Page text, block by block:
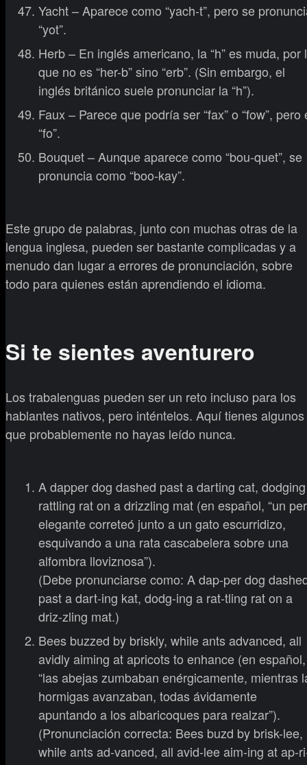
Yacht – Aparece como “yach-t”, pero se
“yot”.
Herb – En inglés americano, la “h” es muda, por
que no es “her-b” sino “erb”. (Sin embargo, el
inglés británico suele pronunciar la “h”).
Faux – Parece que podría ser “fax” o “fow”, pero
“fo”.
Bouquet – Aunque aparece como “bou-quet”, se
pronuncia como “boo-kay”.
Este grupo de palabras, junto con muchas otras de la
lengua inglesa, pueden ser bastante complicadas y a
menudo dan lugar a errores de pronunciación, sobre
todo para quienes están aprendiendo el idioma.
Si te sientes aventurero
Los trabalenguas pueden ser un reto incluso para los
hablantes nativos, pero inténtelos. Aquí tienes algunos
que probablemente no hayas leído nunca.
A dapper dog dashed past a darting cat,
rattling rat on a drizzling mat (en español, “un
elegante correteó junto a un gato escurridizo,
esquivando a una rata cascabelera sobre una
alfombra lloviznosa”).
(Debe pronunciarse como: A dap-per dog
past a dart-ing kat, dodg-ing a rat-tling rat on a
driz-zling mat.)
Bees buzzed by briskly, while ants advanced, all
avidly aiming at apricots to enhance (en español,
“las abejas zumbaban enérgicamente, mientras
hormigas avanzaban, todas ávidamente
apuntando a los albaricoques para realzar”).
(Pronunciación correcta: Bees buzd by brisk-lee,
while ants ad-vanced, all avid-lee aim-ing at ap-